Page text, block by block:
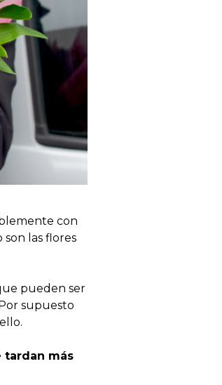
con
son las flores
pueden ser
supuesto
tardan más